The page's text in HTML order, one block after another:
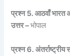
प्रश्न 5. आठवाँ भारत
उत्तर –भोपाल
प्रश्न 6.